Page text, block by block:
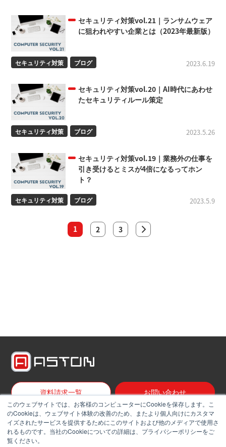
このウェブサイトでは、お客様のコンピューターにCookieを保存します。こ
のCookieは、ウェブサイト体験の改善のため、またより個人向けにカスタマ
イズされたサービスを提供するためにこのサイトおよび他のメディアで使用さ
れるものです。当社のCookieについての詳細は、プライバシーポリシーをご
覧ください。
セキュリティ対策vol.21｜ランサムウェア
に狙われやすい企業とは（2023年最新版）
セキュリティ対策 ブログ 2023.6.19
セキュリティ対策vol.20｜AI時代にあわせ
たセキュリティルール策定
セキュリティ対策 ブログ 2023.5.26
セキュリティ対策vol.19｜業務外の仕事を
引き受けるとミスが4倍になるってホン
ト？
セキュリティ対策 ブログ 2023.5.9
1 2 3
資料請求一覧 お問い合わせ
サービス一覧
NEWS & ブログ